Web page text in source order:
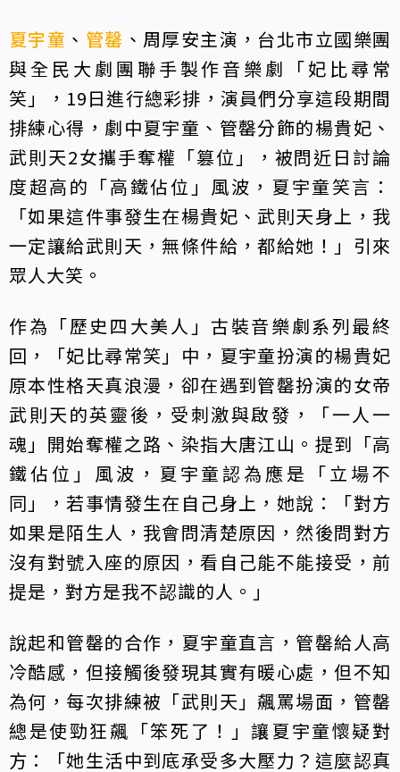
夏宇童 、 管罄 、周厚安主演，台北市立國樂團
與全民大劇團聯手製作音樂劇「妃比尋常
笑」，19日進行總彩排，演員們分享這段期間
排練心得，劇中夏宇童、管罄分飾的楊貴妃、
武則天2女攜手奪權「篡位」，被問近日討論
度超高的「高鐵佔位」風波，夏宇童笑言：
「如果這件事發生在楊貴妃、武則天身上，我
一定讓給武則天，無條件給，都給她！」引來
眾人大笑。
作為「歷史四大美人」古裝音樂劇系列最終
回，「妃比尋常笑」中，夏宇童扮演的楊貴妃
原本性格天真浪漫，卻在遇到管罄扮演的女帝
武則天的英靈後，受刺激與啟發，「一人一
魂」開始奪權之路、染指大唐江山。提到「高
鐵佔位」風波，夏宇童認為應是「立場不
同」，若事情發生在自己身上，她說：「對方
如果是陌生人，我會問清楚原因，然後問對方
沒有對號入座的原因，看自己能不能接受，前
提是，對方是我不認識的人。」
說起和管罄的合作，夏宇童直言，管罄給人高
冷酷感，但接觸後發現其實有暖心處，但不知
為何，每次排練被「武則天」飆罵場面，管罄
總是使勁狂飆「笨死了！」讓夏宇童懷疑對
方：「她生活中到底承受多大壓力？這麼認真